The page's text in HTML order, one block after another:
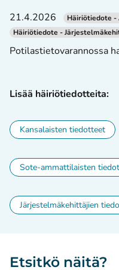
21.4.2026
Häiriötiedote
Häiriötiedote -
Potilastietovarannossa
Lisää häiriötiedotteita:
Kansalaisten tiedotteet
Sote-ammattilaisten
Järjestelmäkehittäjien
Etsitkö näitä?